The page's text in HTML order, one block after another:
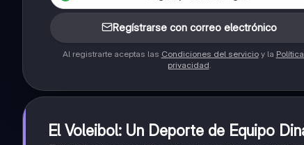
Regístrarse con correo electrónico
Al registrarte aceptas las Condiciones del servicioy la
privacidad.
El Voleibol: Un Deporte de Equipo